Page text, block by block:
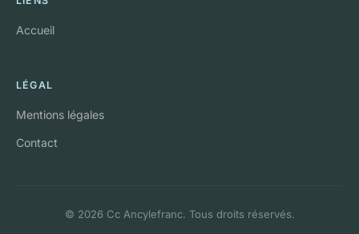
Accueil
LÉGAL
Mentions légales
Contact
© 2026 Cc Ancylefranc. Tous droits réservés.